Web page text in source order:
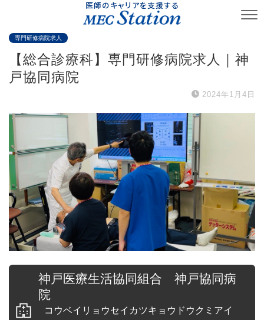
医師のキャリアを支援する
専門研修病院求人
【総合診療科】専門研修病院求人｜神
戸協同病院
2024年1月4日
神戸医療生活協同組合 神戸協同病
院
コウベイリョウセイカツキョウドウクミアイ